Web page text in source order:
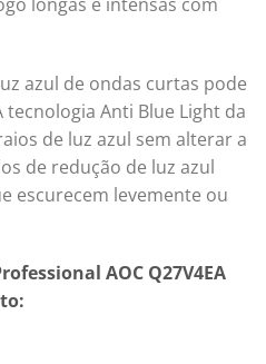
azul de ondas curtas pode
Anti Blue Light da
de luz azul sem alterar a
de redução de luz azul
escurecem levemente ou
AOC Q27V4EA